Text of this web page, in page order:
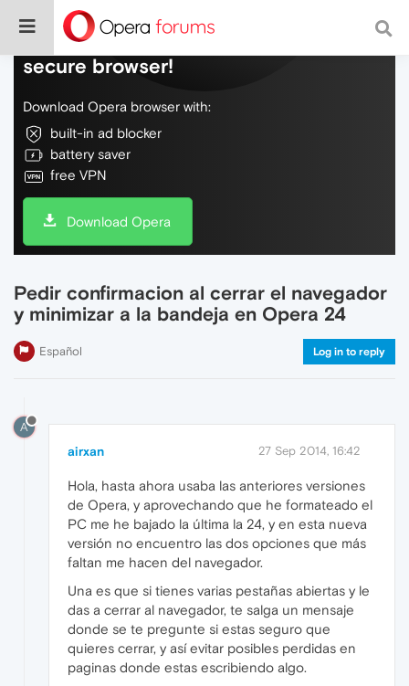
Do more on the web, with a fast and
secure browser!
Download Opera browser with:
built-in ad blocker
battery saver
free VPN
Download Opera
Pedir confirmacion al cerrar el navegador
y minimizar a la bandeja en Opera 24
Español Log in to reply
A
airxan 27 Sep 2014, 16:42
Hola, hasta ahora usaba las anteriores versiones
de Opera, y aprovechando que he formateado el
PC me he bajado la última la 24, y en esta nueva
versión no encuentro las dos opciones que más
faltan me hacen del navegador.
Una es que si tienes varias pestañas abiertas y le
das a cerrar al navegador, te salga un mensaje
donde se te pregunte si estas seguro que
quieres cerrar, y así evitar posibles perdidas en
paginas donde estas escribiendo algo.